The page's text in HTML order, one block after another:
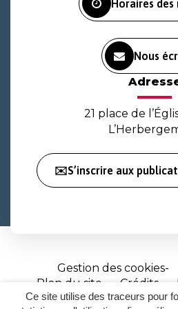
Ce site utilise des traceurs pour
Horaires des
Nous
21 place de
✉️S’inscrire aux
Gestion des cookies
Plan du site
Crédits